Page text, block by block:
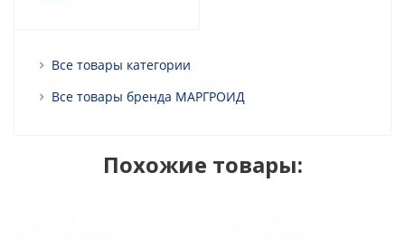
Все товары категории
Все товары бренда МАРГРОИД
Похожие товары: